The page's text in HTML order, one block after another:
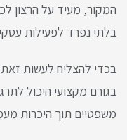
המקור, מעיד על הרצון
בלתי נפרד לפעילות
בכדי להצליח לעשות
בגורם מקצועי היכול
משפטיים תוך היכרות